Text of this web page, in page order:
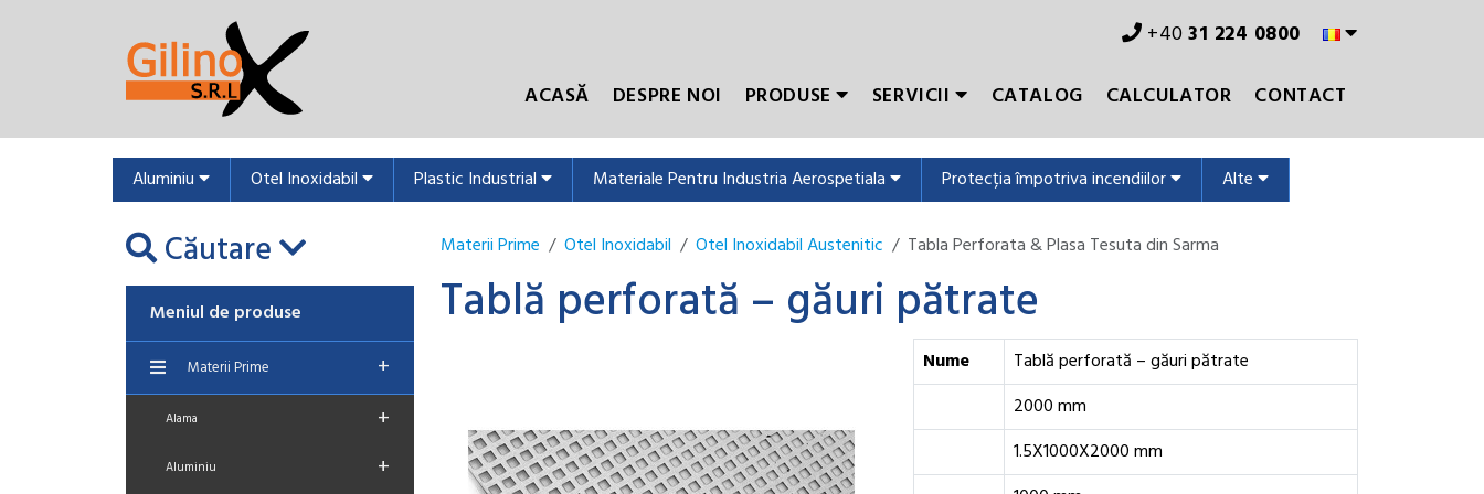
+4031 224 0800
ACASĂ
DESPRE NOI PRODUSE SERVICII CATALOG CALCULATOR CONTACT
Aluminiu Otel Inoxidabil Plastic Industrial Materiale Pentru Industria Aerospetiala Protecția împotriva incendiilor Alte
Căutare
Meniul de produse
Materii Prime +
Alama +
Aluminiu +
Materii Prime Otel Inoxidabil Otel Inoxidabil Austenitic Tabla Perforata & Plasa Tesuta din Sarma
Tablă perforată – găuri pătrate
Nume
Tablă perforată – găuri pătrate
2000 mm
1.5X1000X2000 mm